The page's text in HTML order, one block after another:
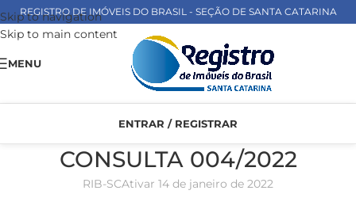
Skip to navigation
Skip to main content
REGISTRO DE IMÓVEIS DO BRASIL - SEÇÃO DE SANTA CATARINA
MENU
ENTRAR / REGISTRAR
CONSULTA 004/2022
RIB-SCAtivar 14 de janeiro de 2022